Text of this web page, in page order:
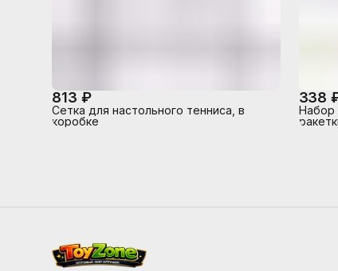
813 ₽
Сетка для настольного тенниса, в
коробке
338
Набор